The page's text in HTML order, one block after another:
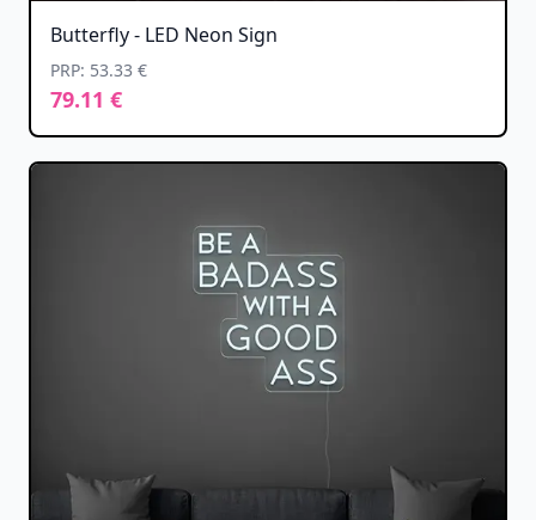
Butterfly - LED Neon Sign
PRP: 53.33 €
79.11 €